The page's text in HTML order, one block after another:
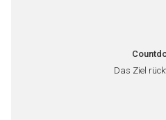
Das Ziel